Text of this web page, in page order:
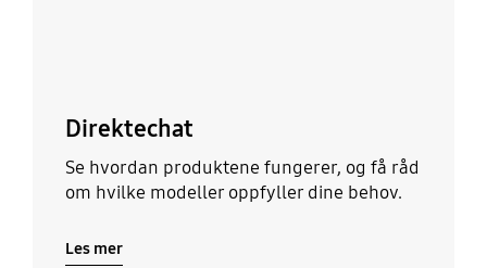
Direktechat
Se hvordan produktene fungerer, og få råd
om hvilke modeller oppfyller dine behov.
Les mer